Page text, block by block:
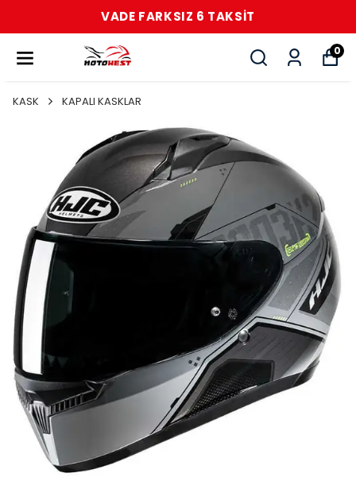
VADE FARKSIZ 6 TAKSİT
0
KASK KAPALI KASKLAR